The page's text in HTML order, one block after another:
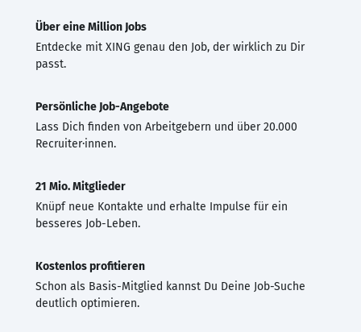
Über eine Million Jobs
Entdecke mit XING genau den Job, der wirklich zu Dir
passt.
Persönliche Job-Angebote
Lass Dich finden von Arbeitgebern und über 20.000
Recruiter·innen.
21 Mio. Mitglieder
Knüpf neue Kontakte und erhalte Impulse für ein
besseres Job-Leben.
Kostenlos profitieren
Schon als Basis-Mitglied kannst Du Deine Job-Suche
deutlich optimieren.